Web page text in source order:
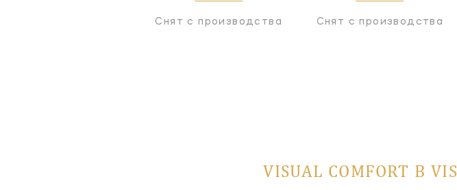
Снят с производства Снят с производства
VISUAL COMFORT В